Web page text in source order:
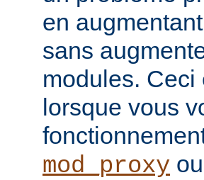
en
sans
modules.
lorsque vous
mod_proxy ou